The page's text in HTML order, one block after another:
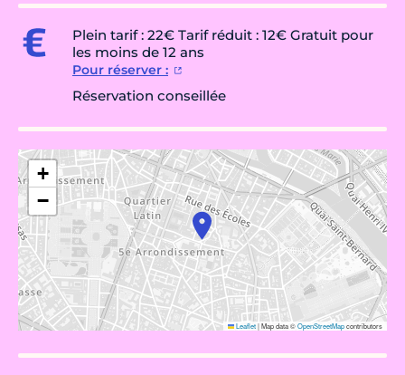
Plein tarif : 22€ Tarif réduit : 12€ Gratuit pour
les moins de 12 ans
Pour réserver :
Réservation conseillée
+
−
Leaflet|Map data ©OpenStreetMapcontributors